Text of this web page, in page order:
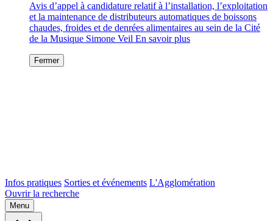
Avis d’appel à candidature relatif à l’installation, l’exploitation
et la maintenance de distributeurs automatiques de boissons
chaudes, froides et de denrées alimentaires au sein de la Cité
de la Musique Simone Veil En savoir plus
Fermer
Infos pratiques Sorties et événements L'Agglomération
Ouvrir la recherche
Menu